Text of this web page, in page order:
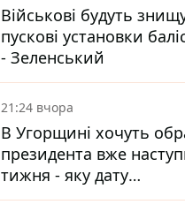
Військові будуть
пускові установки
- Зеленський
21:24 вчора
В Угорщині хочуть
президента вже
тижня - яку дату
пропонують